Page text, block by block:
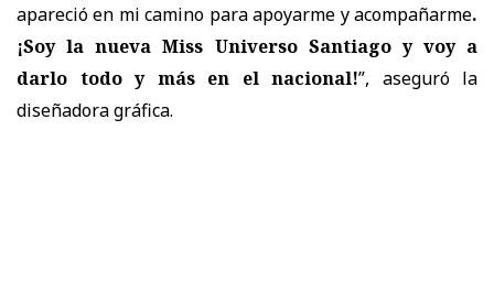
apareció en mi camino para apoyarme y acompañarme.
¡Soy la nueva Miss Universo Santiago y voy a
darlo todo y más en el nacional!”, aseguró la
diseñadora gráfica.